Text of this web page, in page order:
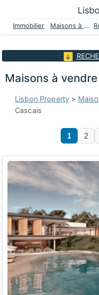
Immobilier Maisons à vendre
Maisons à
Lisbon Property >
Cascais
1 2